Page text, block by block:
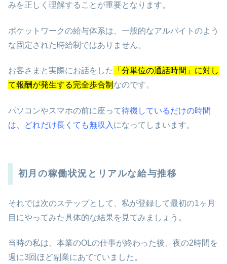
みを正しく理解することが重要となります。
ポケットワークの給与体系は、一般的なアルバイトのよう
な固定された時給制ではありません。
お客さまと実際にお話をした
「分単位の通話時間」に対し
て報酬が発生する完全歩合制 なのです。
パソコンやスマホの前に座って待機しているだけの時間
は、どれだけ長くても無収入 になってしまいます。
初月の稼働状況とリアルな給与推移
それでは次のステップとして、私が登録して最初の1ヶ月
目にやってみた具体的な結果を見てみましょう。
当時の私は、本業のOLの仕事が終わった後、夜の2時間を
週に3回ほど副業にあてていました。